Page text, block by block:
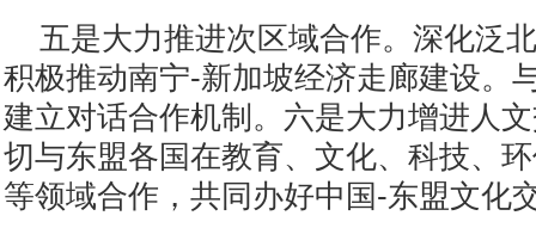
五是大力推进次区域合作。深化泛
积极推动南宁-新加坡经济走廊建设。
建立对话合作机制。六是大力增进人
切与东盟各国在教育、文化、科技、
等领域合作，共同办好中国-东盟文化